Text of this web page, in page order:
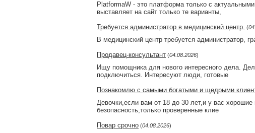
PlatformaW - это платформа только с
выставляет на сайт только те варианты,
Требуется администратор в медицинский центр. (
В медицинский центр требуется администратор,
Продавец-консультант (04.08.2026)
Ищу помощника для нового интересного дела.
подключиться. Интересуют люди, готовые
Познакомлю с самыми богатыми и щедрыми
Девочки,если вам от 18 до 30 лет,и у вас
безопасность,только проверенные клие
Повар срочно (04.08.2026)